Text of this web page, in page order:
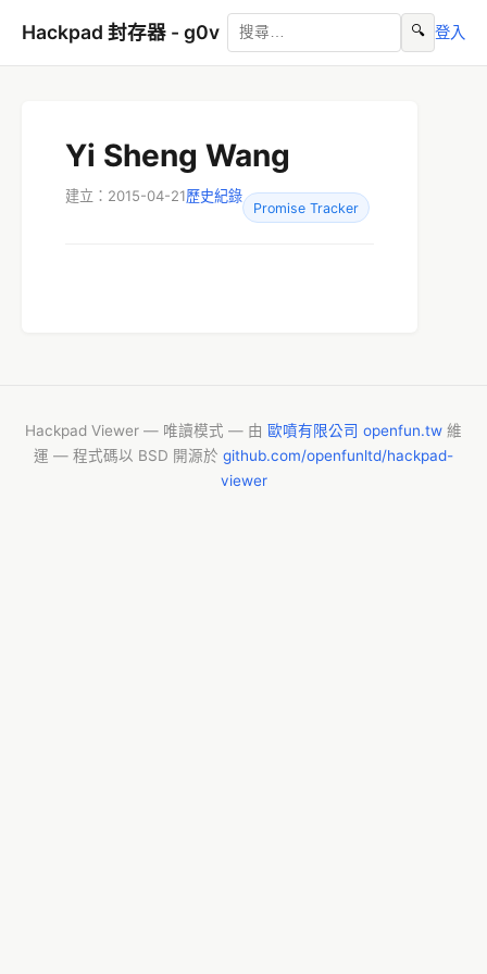
Hackpad 封存器 - g0v 🔍 登入
Yi Sheng Wang
建立：2015-04-21歷史紀錄
Promise Tracker
Hackpad Viewer — 唯讀模式 — 由 歐噴有限公司 openfun.tw 維
運 — 程式碼以 BSD 開源於 github.com/openfunltd/hackpad-
viewer